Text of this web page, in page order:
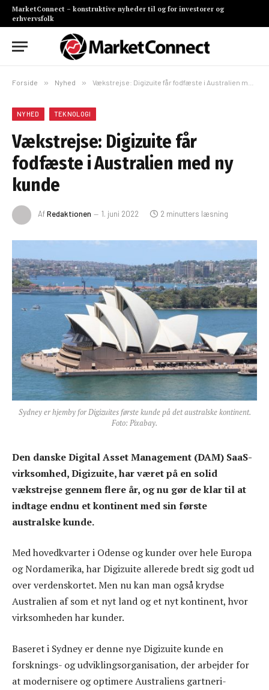
MarketConnect – konstruktive nyheder til og for investorer og
erhvervsfolk
Forside » Nyhed » Vækstrejse: Digizuite får fodfæste i Australien med ny kunde
NYHED TEKNOLOGI
Vækstrejse: Digizuite får
fodfæste i Australien med ny
kunde
AfRedaktionen 1. juni 2022 2 minutters læsning
Sydney er hjemby for Digizuites første kunde på det australske kontinent.
Foto: Pixabay.
Den danskeDigital Asset Management (DAM) SaaS-
virksomhed, Digizuite, har været på en solid
vækstrejse gennem flere år, og nu gør de klar til at
indtage endnu et kontinent med sin første
australske kunde.
Med hovedkvarter i Odense og kunder over hele Europa
og Nordamerika, har Digizuite allerede bredt sig godt ud
over verdenskortet. Men nu kan man også krydse
Australien af som et nyt land og et nyt kontinent, hvor
virksomheden har kunder.
Baseret i Sydney er denne nye Digizuite kunde en
forsknings- og udviklingsorganisation, der arbejder for
at modernisere og optimere Australiens gartneri-